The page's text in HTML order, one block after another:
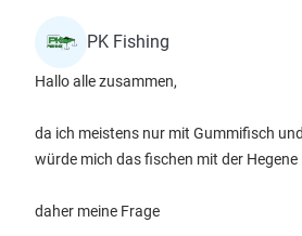
PK Fishing
Hallo alle zusammen,
da ich meistens nur mit Gummifisch
würde mich das fischen mit der Hegene
daher meine Frage